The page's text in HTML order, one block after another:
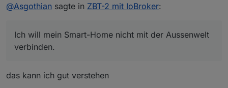
Fernwartung. Beides habe ich nicht und nutze ich
Hemmschwelle. Ich Spende gerne, und unterstütze
durch 'arbeit reinstecken' und kaufe Software -
A.
Edit: Klarstellun g
@Asgothian sagte in ZBT-2 mit IoBroker:
Ich will mein Smart-Home nicht mit der Aussenwelt
verbinden.
das kann ich gut verstehen